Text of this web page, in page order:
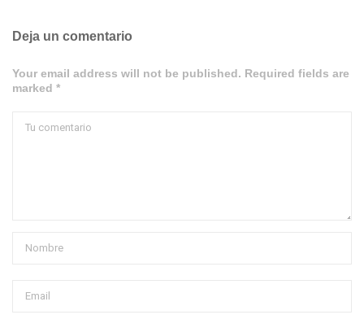
Deja un comentario
Your email address will not be published. Required fields are
marked *